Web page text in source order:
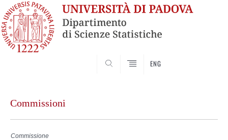
ENG
contentCommissioni
Commissione